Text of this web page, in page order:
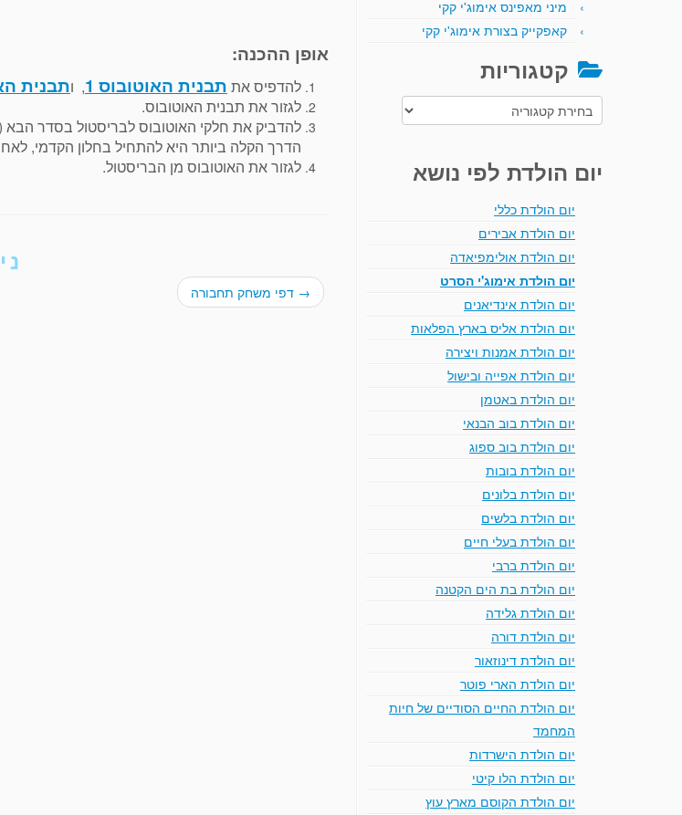
מיני מאפינס אימוג'י קקי
קאפקייק בצורת אימוג'י קקי
קטגוריות
קטגוריות
יום הולדת לפי נושא
יום הולדת כללי
יום הולדת אבירים
יום הולדת אולימפיאדה
יום הולדת אימוג'י הסרט
יום הולדת אינדיאנים
יום הולדת אליס בארץ הפלאות
יום הולדת אמנות ויצירה
יום הולדת אפייה ובישול
יום הולדת באטמן
יום הולדת בוב הבנאי
יום הולדת בוב ספוג
יום הולדת בובות
יום הולדת בלונים
יום הולדת בלשים
יום הולדת בעלי חיים
יום הולדת ברבי
יום הולדת בת הים הקטנה
יום הולדת גלידה
יום הולדת דורה
יום הולדת דינוזאור
יום הולדת הארי פוטר
יום הולדת החיים הסודיים של חיות
המחמד
יום הולדת הישרדות
יום הולדת הלו קיטי
יום הולדת הקוסם מארץ עוץ
אופן ההכנה:
להדפיס את תבנית האוטובוס 1 , ותבנית
לגזור את תבנית האוטובוס.
להדביק את חלקי האוטובוס לבריסטול בסדר הבא
הדרך הקלה ביותר היא להתחיל בחלון הקדמי,
לגזור את האוטובוס מן הבריסטול.
→ דפי משחק תחבורה